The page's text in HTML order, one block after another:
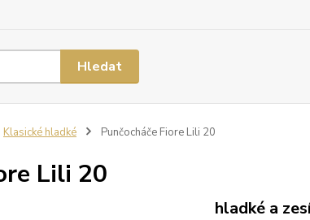
Hledat
Klasické hladké Punčocháče Fiore Lili 20
Lili 20
hladké a